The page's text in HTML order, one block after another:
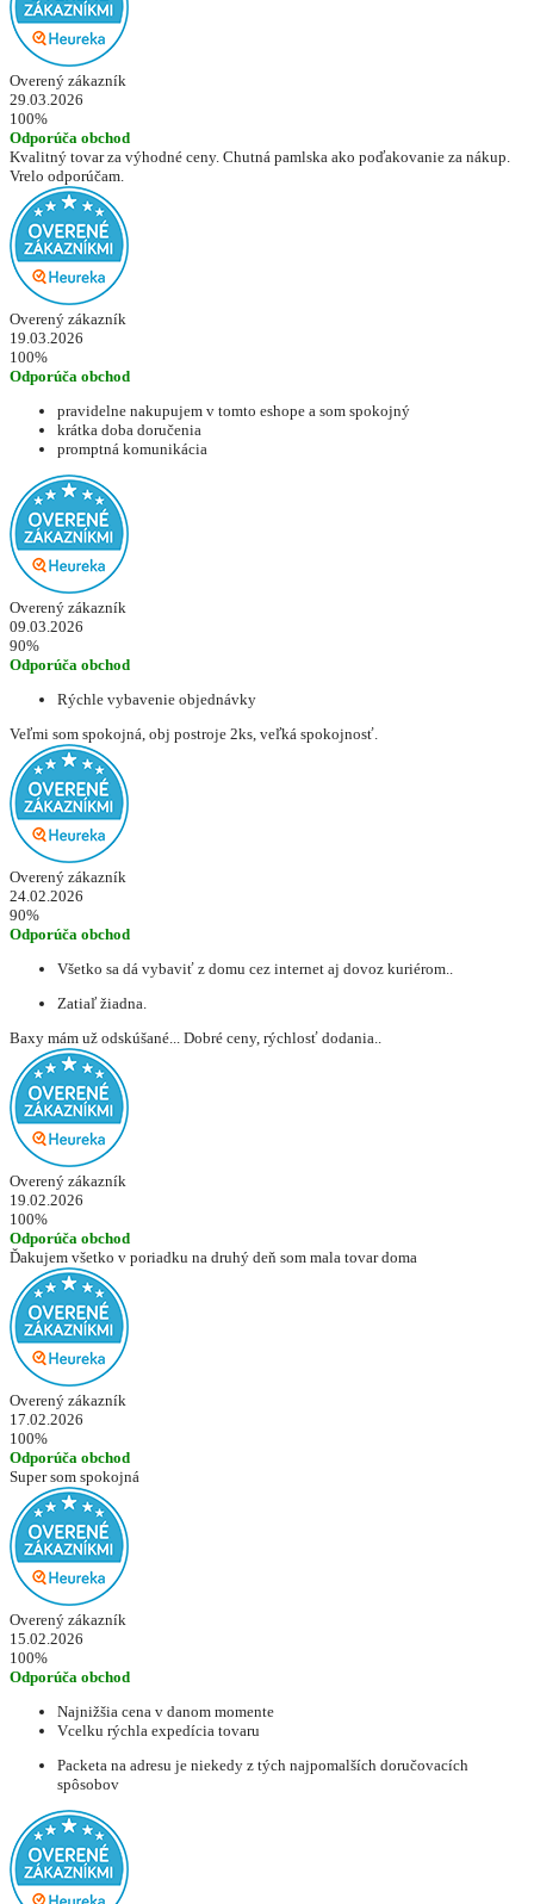
Overený zákazník
29.03.2026
100%
Odporúča obchod
Kvalitný tovar za výhodné ceny. Chutná pamlska ako poďakovanie za nákup.
Vrelo odporúčam.
Overený zákazník
19.03.2026
100%
Odporúča obchod
pravidelne nakupujem v tomto eshope a som spokojný
krátka doba doručenia
promptná komunikácia
Overený zákazník
09.03.2026
90%
Odporúča obchod
Rýchle vybavenie objednávky
Veľmi som spokojná, obj postroje 2ks, veľká spokojnosť.
Overený zákazník
24.02.2026
90%
Odporúča obchod
Všetko sa dá vybaviť z domu cez internet aj dovoz kuriérom..
Zatiaľ žiadna.
Baxy mám už odskúšané... Dobré ceny, rýchlosť dodania..
Overený zákazník
19.02.2026
100%
Odporúča obchod
Ďakujem všetko v poriadku na druhý deň som mala tovar doma
Overený zákazník
17.02.2026
100%
Odporúča obchod
Super som spokojná
Overený zákazník
15.02.2026
100%
Odporúča obchod
Najnižšia cena v danom momente
Vcelku rýchla expedícia tovaru
Packeta na adresu je niekedy z tých najpomalších doručovacích
spôsobov